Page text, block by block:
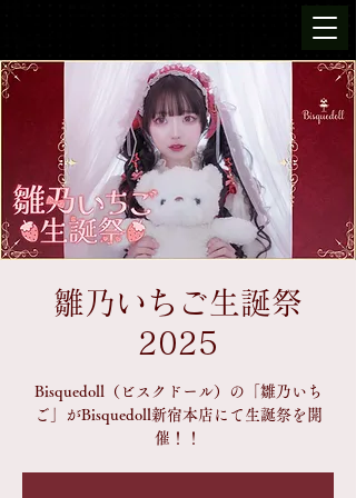
雛乃いちご生誕祭
2025
Bisquedoll（ビスクドール）の「雛乃いち
ご」がBisquedoll新宿本店にて生誕祭を開
催！！